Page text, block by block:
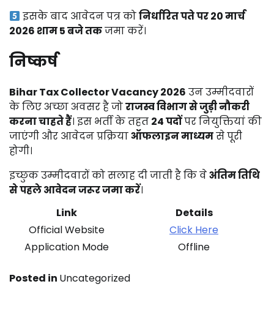
इसके बाद आवेदन पत्र कोनिर्धारित पते पर 20 मार्च
2026 शाम 5 बजे तकजमा करें।
निष्कर्ष
Bihar Tax Collector Vacancy 2026 उन उम्मीदवारों
के लिए अच्छा अवसर है जोराजस्व विभाग से जुड़ी नौकरी
करना चाहते हैं। इस भर्ती के तहत 24 पदोंपर नियुक्तियां की
जाएंगी और आवेदन प्रक्रियाऑफलाइन माध्यमसे पूरी
होगी।
इच्छुक उम्मीदवारों को सलाह दी जाती है कि वेअंतिम तिथि
से पहले आवेदन जरूर जमा करें।
Link
Details
Official Website
Click Here
Application Mode
Offline
Posted in Uncategorized